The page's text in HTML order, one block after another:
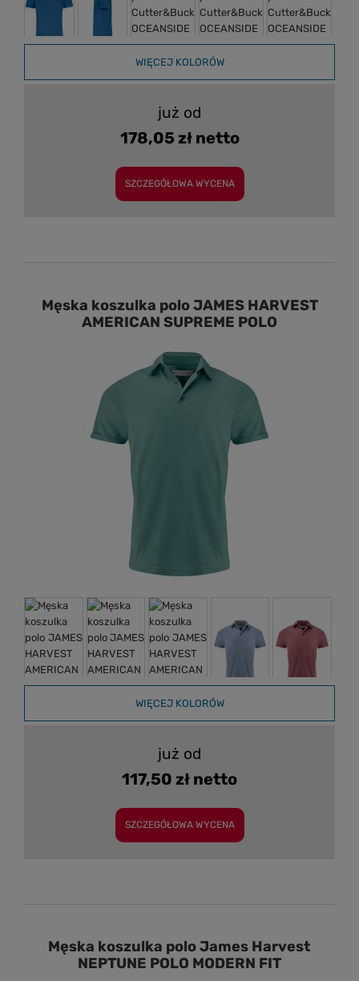
WIĘCEJ KOLORÓW
już od
178,05 zł netto
SZCZEGÓŁOWA WYCENA
Męska koszulka polo JAMES HARVEST
AMERICAN SUPREME POLO
WIĘCEJ KOLORÓW
już od
117,50 zł netto
SZCZEGÓŁOWA WYCENA
Męska koszulka polo James Harvest
NEPTUNE POLO MODERN FIT